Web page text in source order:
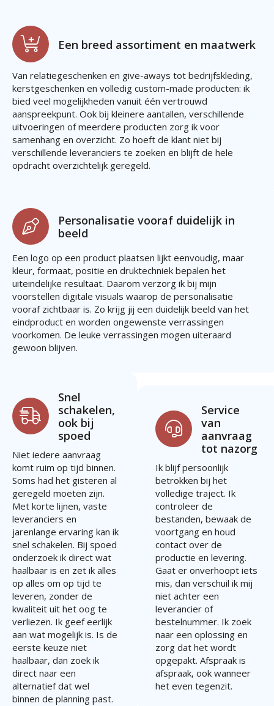
Een breed assortiment en maatwerk
Van relatiegeschenken en give-aways tot bedrijfskleding,
kerstgeschenken en volledig custom-made producten: ik
bied veel mogelijkheden vanuit één vertrouwd
aanspreekpunt. Ook bij kleinere aantallen, verschillende
uitvoeringen of meerdere producten zorg ik voor
samenhang en overzicht. Zo hoeft de klant niet bij
verschillende leveranciers te zoeken en blijft de hele
opdracht overzichtelijk geregeld.
Personalisatie vooraf duidelijk in
beeld
Een logo op een product plaatsen lijkt eenvoudig, maar
kleur, formaat, positie en druktechniek bepalen het
uiteindelijke resultaat. Daarom verzorg ik bij mijn
voorstellen digitale visuals waarop de personalisatie
vooraf zichtbaar is. Zo krijg jij een duidelijk beeld van het
eindproduct en worden ongewenste verrassingen
voorkomen. De leuke verrassingen mogen uiteraard
gewoon blijven.
Snel
schakelen,
ook bij
spoed
Niet iedere aanvraag
komt ruim op tijd binnen.
Soms had het gisteren al
geregeld moeten zijn.
Met korte lijnen, vaste
leveranciers en
jarenlange ervaring kan ik
snel schakelen. Bij spoed
onderzoek ik direct wat
haalbaar is en zet ik alles
op alles om op tijd te
leveren, zonder de
kwaliteit uit het oog te
verliezen. Ik geef eerlijk
aan wat mogelijk is. Is de
eerste keuze niet
haalbaar, dan zoek ik
direct naar een
alternatief dat wel
binnen de planning past.
Service
van
aanvraag
tot nazorg
Ik blijf persoonlijk
betrokken bij het
volledige traject. Ik
controleer de
bestanden, bewaak de
voortgang en houd
contact over de
productie en levering.
Gaat er onverhoopt iets
mis, dan verschuil ik mij
niet achter een
leverancier of
bestelnummer. Ik zoek
naar een oplossing en
zorg dat het wordt
opgepakt. Afspraak is
afspraak, ook wanneer
het even tegenzit.